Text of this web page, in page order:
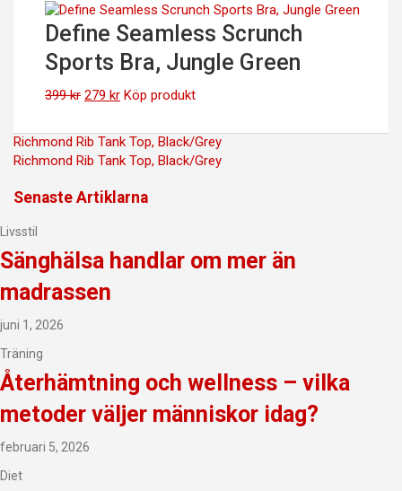
Define Seamless Scrunch
Sports Bra, Jungle Green
399kr Det
priset
var:
399 kr.
279 krDet
priset
är:
279 kr.
Köp produkt
Inläggsnavigering
Richmond Rib Tank Top, Black/Grey
Richmond Rib Tank Top, Black/Grey
Senaste Artiklarna
Livsstil
Sänghälsa handlar om mer än
madrassen
juni 1, 2026
Träning
Återhämtning och wellness – vilka
metoder väljer människor idag?
februari 5, 2026
Diet